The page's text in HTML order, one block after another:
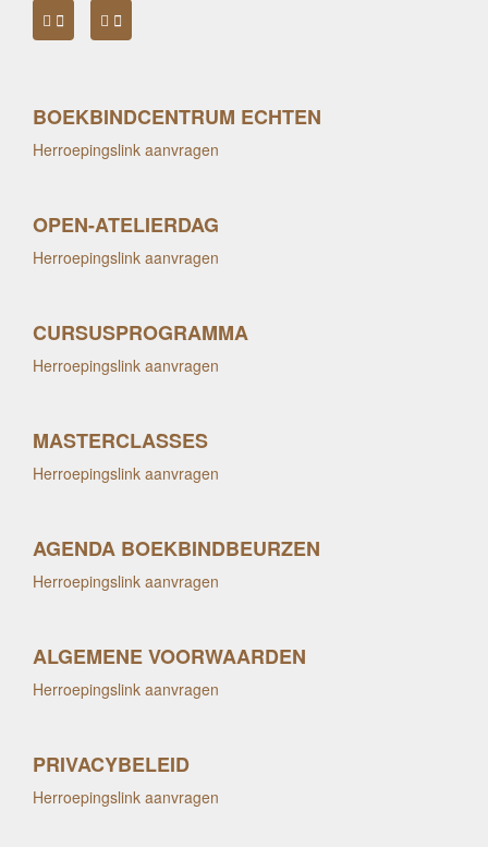
BOEKBINDCENTRUM ECHTEN
Herroepingslink aanvragen
OPEN-ATELIERDAG
Herroepingslink aanvragen
CURSUSPROGRAMMA
Herroepingslink aanvragen
MASTERCLASSES
Herroepingslink aanvragen
AGENDA BOEKBINDBEURZEN
Herroepingslink aanvragen
ALGEMENE VOORWAARDEN
Herroepingslink aanvragen
PRIVACYBELEID
Herroepingslink aanvragen